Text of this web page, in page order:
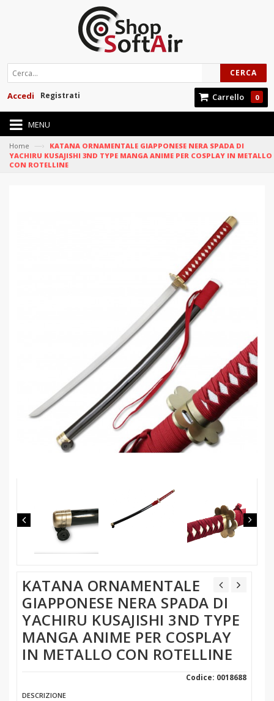
CERCA
Carrello 0
Registrati
Accedi
MENU
Home —›
KATANA ORNAMENTALE GIAPPONESE NERA SPADA DI
YACHIRU KUSAJISHI 3ND TYPE MANGA ANIME PER COSPLAY IN METALLO
CON ROTELLINE
KATANA ORNAMENTALE
GIAPPONESE NERA SPADA DI
YACHIRU KUSAJISHI 3ND TYPE
MANGA ANIME PER COSPLAY
IN METALLO CON ROTELLINE
Codice: 0018688
DESCRIZIONE